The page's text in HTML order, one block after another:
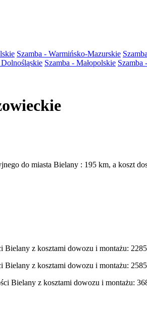
Szamba - Warmińsko-Mazurskie
Dolnośląskie Szamba - Małopolskie Szamba
do miasta Bielany : 195 km, a koszt
z kosztami dowozu i montażu:
z kosztami dowozu i montażu:
Bielany z kosztami dowozu i montażu: